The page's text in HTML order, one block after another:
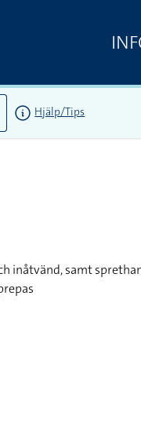
Hjälp/Tips
inåtvänd, samt